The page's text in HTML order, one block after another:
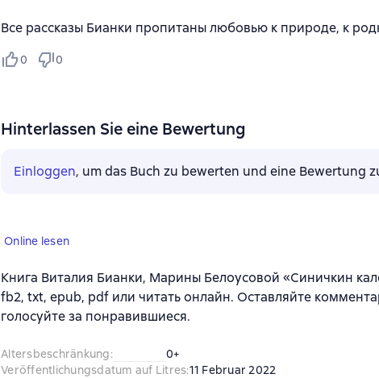
Все рассказы Бианки пропитаны любовью к природе, к
0 0
Hinterlassen Sie eine Bewertung
Einloggen, um das Buch zu bewerten und eine Bewertung
Online lesen
Книга Виталия Бианки, Марины Белоусовой «Синичкин
fb2, txt, epub, pdf или читать онлайн. Оставляйте
голосуйте за понравившиеся.
Altersbeschränkung:
0+
Veröffentlichungsdatum auf Litres:11 Februar 2022